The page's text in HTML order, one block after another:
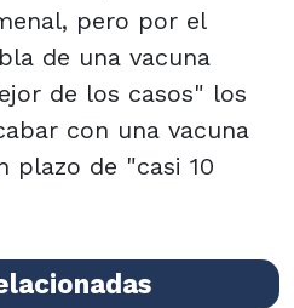
pero por el
de una vacuna
de los casos" los
con una vacuna
plazo de "casi 10